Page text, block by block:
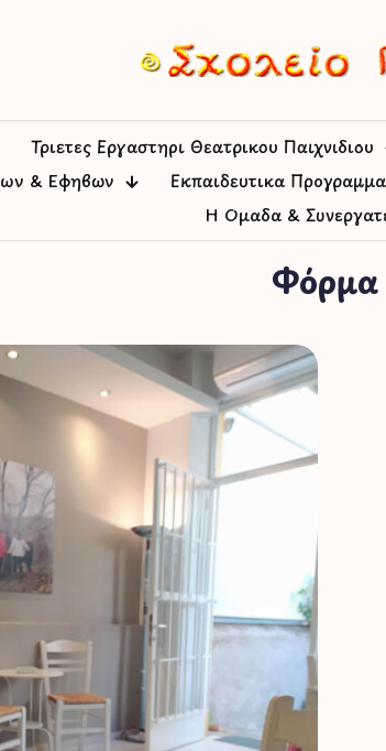
Τριετές Εργαστήρι Θεατρικού Παιχνιδιού
& Εφήβων
Εκπαιδευτικά
Η Ομάδα &
Φόρμα